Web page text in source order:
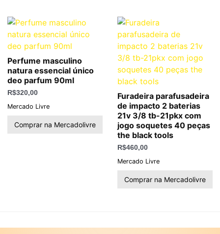
Perfume masculino
natura essencial único
deo parfum 90ml
R$320,00
Mercado Livre
Comprar na Mercadolivre
Furadeira parafusadeira
de impacto 2 baterias
21v 3/8 tb-21pkx com
jogo soquetes 40 peças
the black tools
R$460,00
Mercado Livre
Comprar na Mercadolivre